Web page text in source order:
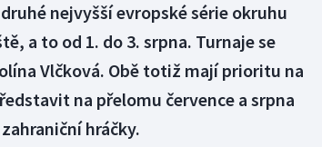
nejvyšší evropské série okruhu
a to od 1. do 3. srpna. Turnaje se
Vlčková. Obě totiž mají prioritu na
na přelomu července a srpna
hráčky.